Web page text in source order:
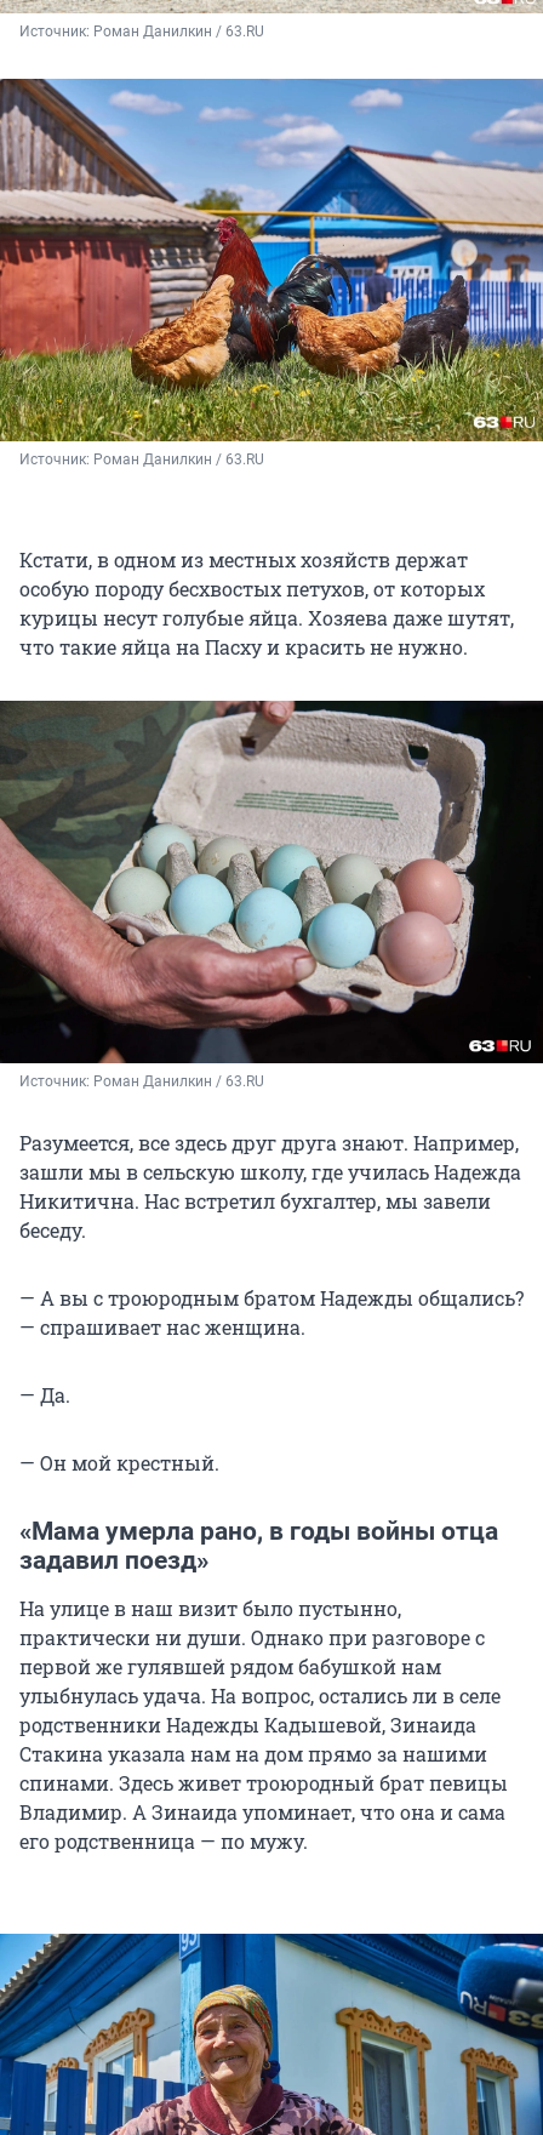
Источник: Роман Данилкин / 63.RU
Источник: Роман Данилкин / 63.RU
Кстати, в одном из местных хозяйств держат
особую породу бесхвостых петухов, от которых
курицы несут голубые яйца. Хозяева даже шутят,
что такие яйца на Пасху и красить не нужно.
Источник: Роман Данилкин / 63.RU
Разумеется, все здесь друг друга знают. Например,
зашли мы в сельскую школу, где училась Надежда
Никитична. Нас встретил бухгалтер, мы завели
беседу.
— А вы с троюродным братом Надежды общались?
— спрашивает нас женщина.
— Да.
— Он мой крестный.
«Мама умерла рано, в годы войны отца
задавил поезд»
На улице в наш визит было пустынно,
практически ни души. Однако при разговоре с
первой же гулявшей рядом бабушкой нам
улыбнулась удача. На вопрос, остались ли в селе
родственники Надежды Кадышевой, Зинаида
Стакина указала нам на дом прямо за нашими
спинами. Здесь живет троюродный брат певицы
Владимир. А Зинаида упоминает, что она и сама
его родственница — по мужу.